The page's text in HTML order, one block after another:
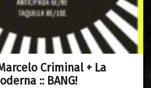
Criminal + La
:: BANG!